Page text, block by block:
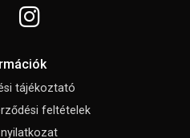
tájékoztató
feltételek
nyilatkozat